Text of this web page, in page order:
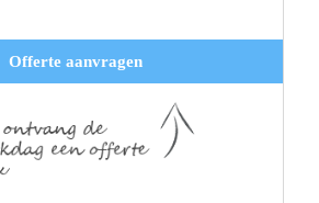
Offerte aanvragen